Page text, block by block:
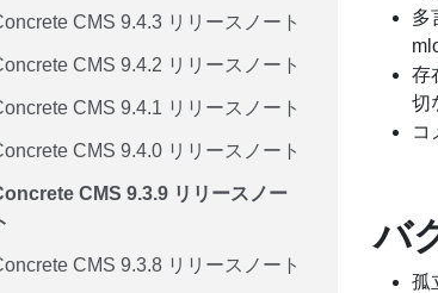
CMS 9.4.3 リリースノート
CMS 9.4.2 リリースノート
CMS 9.4.1 リリースノート
CMS 9.4.0 リリースノート
CMS 9.3.9 リリースノー
ト
CMS 9.3.8 リリースノート
多
存
切
コ
バ
孤